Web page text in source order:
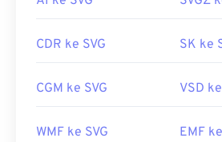
SVG?
peramban web, seperti
Firefox
CDR ke SVG SK ke
CGM ke SVG VSD
WMF ke SVG EMF